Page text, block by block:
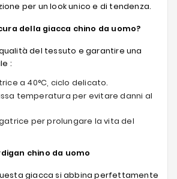
per un look unico e di tendenza.
della giacca chino da uomo?
del tessuto e garantire una
:
a 40°C, ciclo delicato.
temperatura per evitare danni al
per prolungare la vita del
chino da uomo
giacca si abbina perfettamente